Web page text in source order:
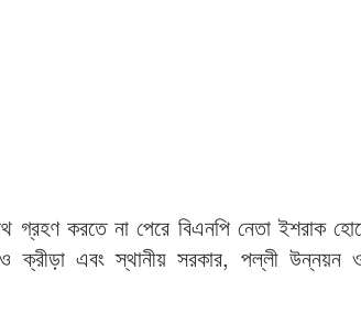
গ্রহণ করতে না পেরে বিএনপি নেতা ইশরাক
ক্রীড়া এবং স্থানীয় সরকার, পল্লী উন্নয়ন